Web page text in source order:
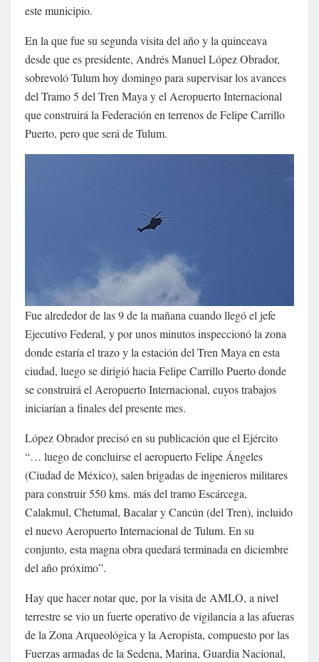
este municipio.
En la que fue su segunda visita del año y la quinceava
desde que es presidente, Andrés Manuel López Obrador,
sobrevoló Tulum hoy domingo para supervisar los avances
del Tramo 5 del Tren Maya y el Aeropuerto Internacional
que construirá la Federación en terrenos de Felipe Carrillo
Puerto, pero que será de Tulum.
Fue alrededor de las 9 de la mañana cuando llegó el jefe
Ejecutivo Federal, y por unos minutos inspeccionó la zona
donde estaría el trazo y la estación del Tren Maya en esta
ciudad, luego se dirigió hacia Felipe Carrillo Puerto donde
se construirá el Aeropuerto Internacional, cuyos trabajos
iniciarían a finales del presente mes.
López Obrador precisó en su publicación que el Ejército
“… luego de concluirse el aeropuerto Felipe Ángeles
(Ciudad de México), salen brigadas de ingenieros militares
para construir 550 kms. más del tramo Escárcega,
Calakmul, Chetumal, Bacalar y Cancún (del Tren), incluido
el nuevo Aeropuerto Internacional de Tulum. En su
conjunto, esta magna obra quedará terminada en diciembre
del año próximo”.
Hay que hacer notar que, por la visita de AMLO, a nivel
terrestre se vio un fuerte operativo de vigilancia a las afueras
de la Zona Arqueológica y la Aeropista, compuesto por las
Fuerzas armadas de la Sedena, Marina, Guardia Nacional,